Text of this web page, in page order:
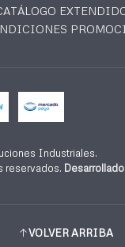
Industriales.
reservados.
VOLVER ARRIBA